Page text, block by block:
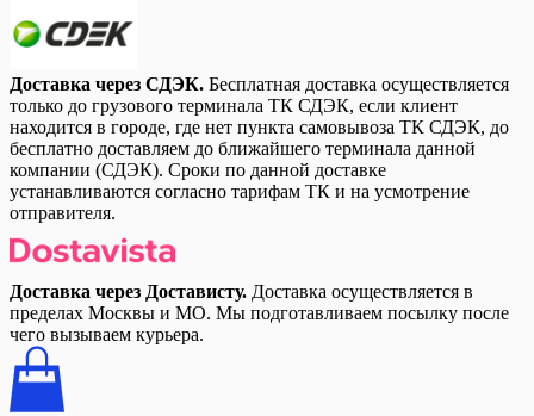
Доставка через СДЭК. Бесплатная доставка осуществляется
только до грузового терминала ТК СДЭК, если клиент
находится в городе, где нет пункта самовывоза ТК СДЭК, до
бесплатно доставляем до ближайшего терминала данной
компании (СДЭК). Сроки по данной доставке
устанавливаются согласно тарифам ТК и на усмотрение
отправителя.
Доставка через Достависту. Доставка осуществляется в
пределах Москвы и МО. Мы подготавливаем посылку после
чего вызываем курьера.